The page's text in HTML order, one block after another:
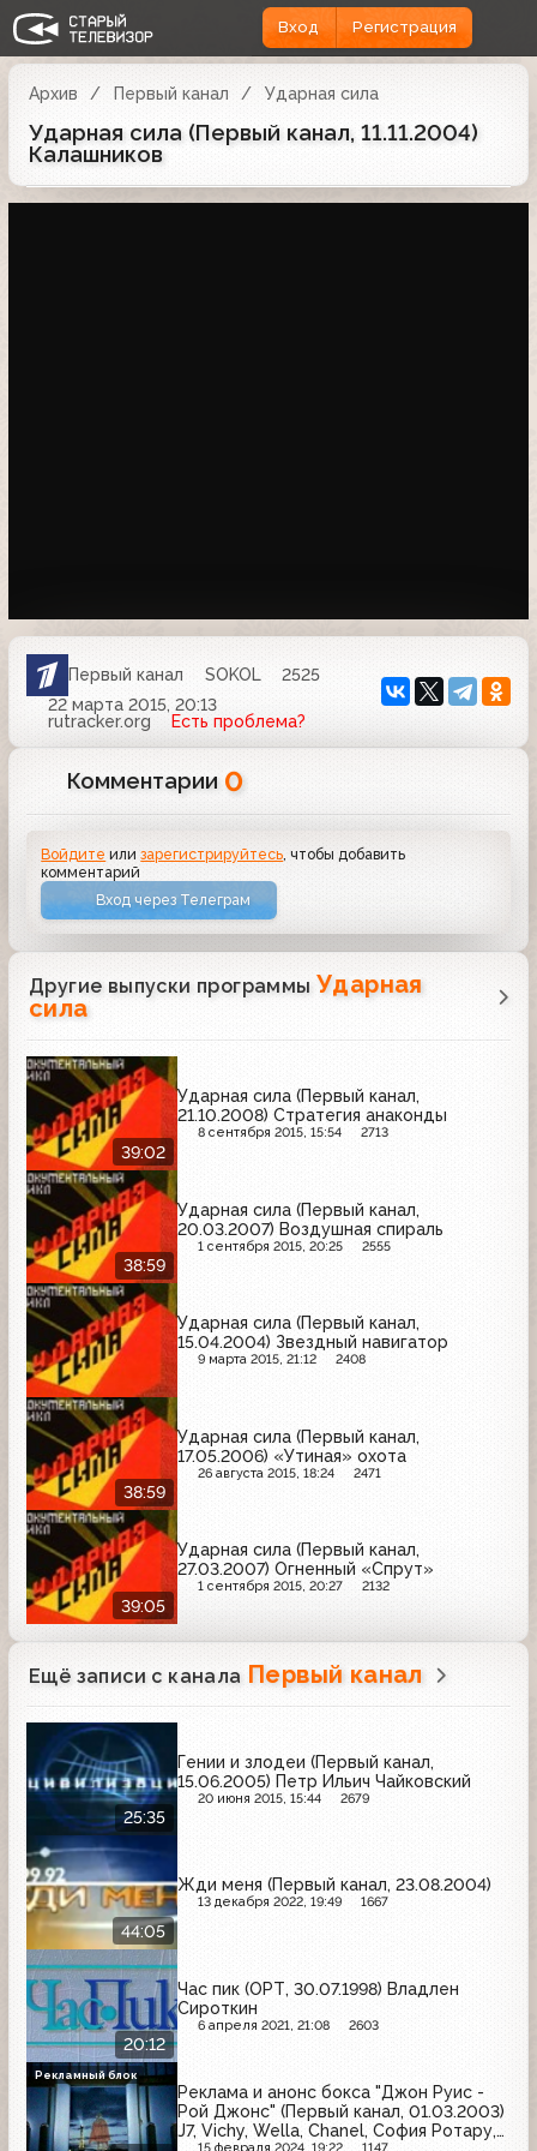
Вход Регистрация
Архив Первый канал Ударная сила
Ударная сила (Первый канал, 11.11.2004)
Калашников
Первый канал SOKOL
2525
22 марта 2015, 20:13
rutracker.org
Есть проблема?
Комментарии 0
Войдите илизарегистрируйтесь , чтобы добавить
комментарий
Вход через Телеграм
Другие выпуски программы Ударная
сила
39:02
Ударная сила (Первый канал,
21.10.2008) Стратегия анаконды
8 сентября 2015, 15:54 2713
38:59
Ударная сила (Первый канал,
20.03.2007) Воздушная спираль
1 сентября 2015, 20:25 2555
Ударная сила (Первый канал,
15.04.2004) Звездный навигатор
9 марта 2015, 21:12 2408
38:59
Ударная сила (Первый канал,
17.05.2006) «Утиная» охота
26 августа 2015, 18:24 2471
39:05
Ударная сила (Первый канал,
27.03.2007) Огненный «Спрут»
1 сентября 2015, 20:27 2132
Ещё записи с канала Первый канал
25:35
Гении и злодеи (Первый канал,
15.06.2005) Петр Ильич Чайковский
20 июня 2015, 15:44 2679
44:05
Жди меня (Первый канал, 23.08.2004)
13 декабря 2022, 19:49 1667
20:12
Час пик (ОРТ, 30.07.1998) Владлен
Сироткин
6 апреля 2021, 21:08 2603
Реклама и анонс бокса "Джон Руис -
Рой Джонс" (Первый канал, 01.03.2003)
J7, Vichy, Wella, Chanel, София Ротару,
Рекламный блок